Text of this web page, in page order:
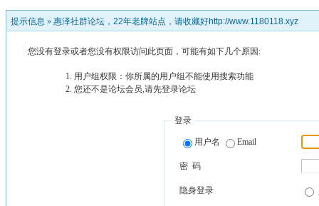
提示信息 » 惠泽社群论坛，22年老牌站点，请收藏好http://www.1180118.xyz
您没有登录或者您没有权限访问此页面，可能有如下几个原因:
用户组权限：你所属的用户组不能使用搜索功能
您还不是论坛会员,请先登录论坛
登录
用户名 Email
密 码
隐身登录